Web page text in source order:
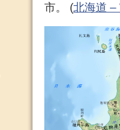
市。 (北海道 –